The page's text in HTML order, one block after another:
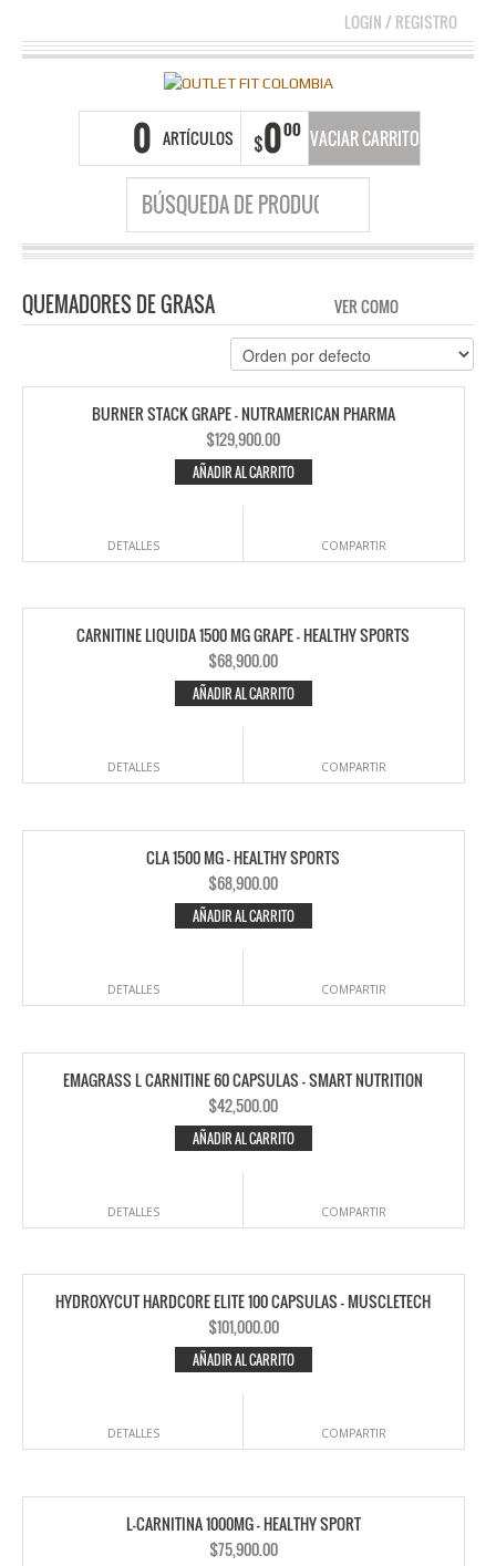
LOGIN/REGISTRO
0 ARTÍCULOS $000 VACIAR CARRITO
QUEMADORES DE GRASA VER COMO
BURNER STACK GRAPE – NUTRAMERICAN PHARMA
$129,900.00
AÑADIR AL CARRITO
DETALLES COMPARTIR
CARNITINE LIQUIDA 1500 MG GRAPE – HEALTHY SPORTS
$68,900.00
AÑADIR AL CARRITO
DETALLES COMPARTIR
CLA 1500 MG – HEALTHY SPORTS
$68,900.00
AÑADIR AL CARRITO
DETALLES COMPARTIR
EMAGRASS L CARNITINE 60 CAPSULAS – SMART NUTRITION
$42,500.00
AÑADIR AL CARRITO
DETALLES COMPARTIR
HYDROXYCUT HARDCORE ELITE 100 CAPSULAS – MUSCLETECH
$101,000.00
AÑADIR AL CARRITO
DETALLES COMPARTIR
L-CARNITINA 1000MG – HEALTHY SPORT
$75,900.00